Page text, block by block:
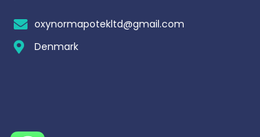
oxynormapotekltd@gmail.com
Denmark